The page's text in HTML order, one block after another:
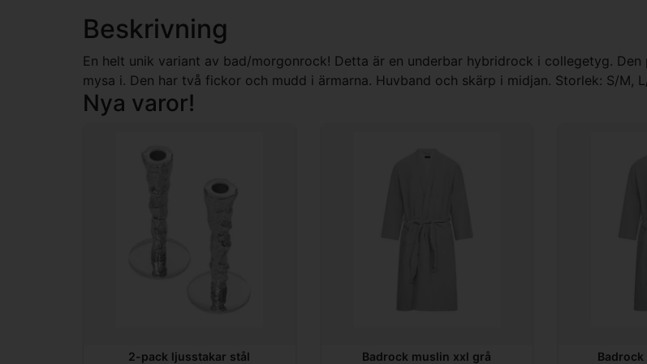
Beskrivning
En helt unik variant av bad/morgonrock! Detta är en underbar hybridrock i collegetyg.
mysa i. Den har två fickor och mudd i ärmarna. Huvband och skärp i midjan. Storlek: S/M,
Nya varor!
2-pack ljusstakar stål Badrock muslin xxl grå